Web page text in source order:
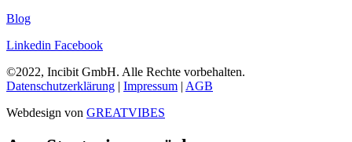
Blog
Linkedin Facebook
©2022, Incibit GmbH. Alle Rechte vorbehalten.
Datenschutzerklärung | Impressum | AGB
Webdesign von GREATVIBES